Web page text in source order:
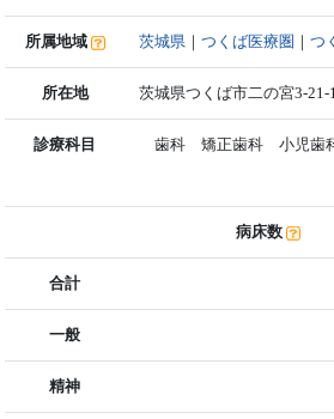
所属地域 茨城県 ｜つくば医療圏 ｜つ
所在地 茨城県つくば市二の宮3-21-1
診療科目 歯科 矯正歯科 小児歯
病床数
合計
一般
精神